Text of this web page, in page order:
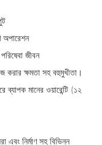
জীবন
করার ক্ষমতা সহ বহুমুখীতা।
মানের ওয়ারেন্টি (১২
এবং নির্মাণ সহ বিভিন্ন